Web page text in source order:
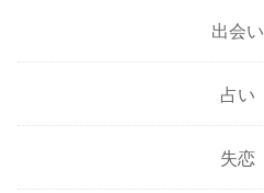
出会い
占い
失恋